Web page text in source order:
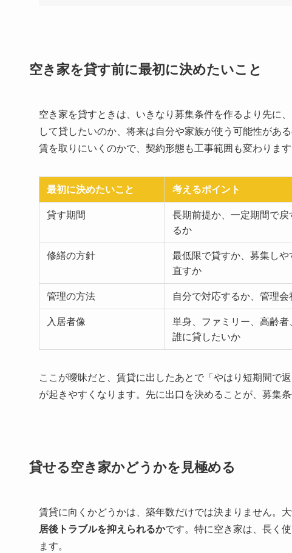
空き家を貸す前に最初に決めたいこと
空き家を貸すときは、いきなり募集条件を作るより先に、
して貸したいのか、将来は自分や家族が使う可能性があ
賃を取りにいくのかで、契約形態も工事範囲も変わります
最初に決めたいこと 考えるポイント
貸す期間
長期前提か、一定期間で戻
るか
修繕の方針
最低限で貸すか、募集しや
直すか
管理の方法 自分で対応するか、管理
入居者像
単身、ファミリー、高齢者
誰に貸したいか
ここが曖昧だと、賃貸に出したあとで「やはり短期間で
が起きやすくなります。先に出口を決めることが、募集
貸せる空き家かどうかを見極める
賃貸に向くかどうかは、築年数だけでは決まりません。大
居後トラブルを抑えられるかです。特に空き家は、長く
ます。